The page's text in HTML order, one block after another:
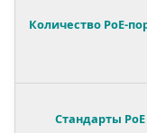
Количество PoE-
Стандарты PoE